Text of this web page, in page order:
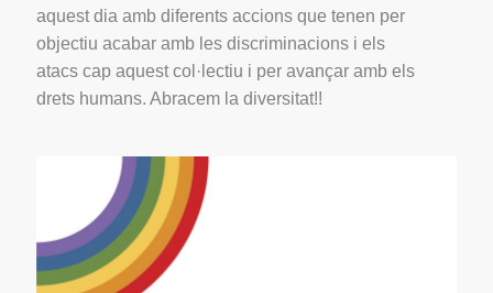
aquest dia amb diferents accions que tenen per
objectiu acabar amb les discriminacions i els
atacs cap aquest col·lectiu i per avançar amb els
drets humans. Abracem la diversitat!!